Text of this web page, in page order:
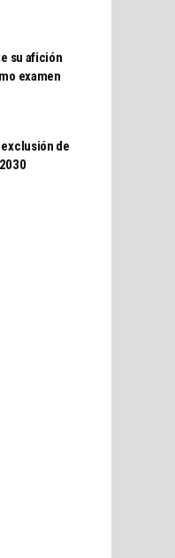
su afición
examen
de